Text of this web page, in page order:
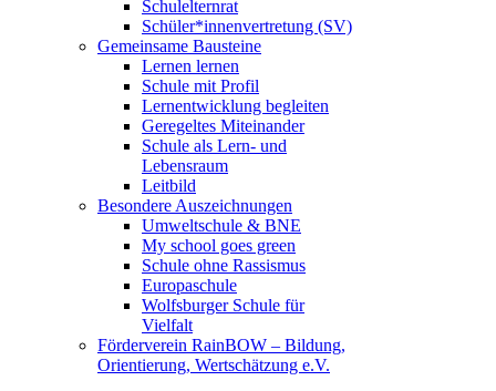
Schulelternrat
Schüler*innenvertretung (SV)
Gemeinsame Bausteine
Lernen lernen
Schule mit Profil
Lernentwicklung begleiten
Geregeltes Miteinander
Schule als Lern- und
Lebensraum
Leitbild
Besondere Auszeichnungen
Umweltschule & BNE
My school goes green
Schule ohne Rassismus
Europaschule
Wolfsburger Schule für
Vielfalt
Förderverein RainBOW – Bildung,
Orientierung, Wertschätzung e.V.